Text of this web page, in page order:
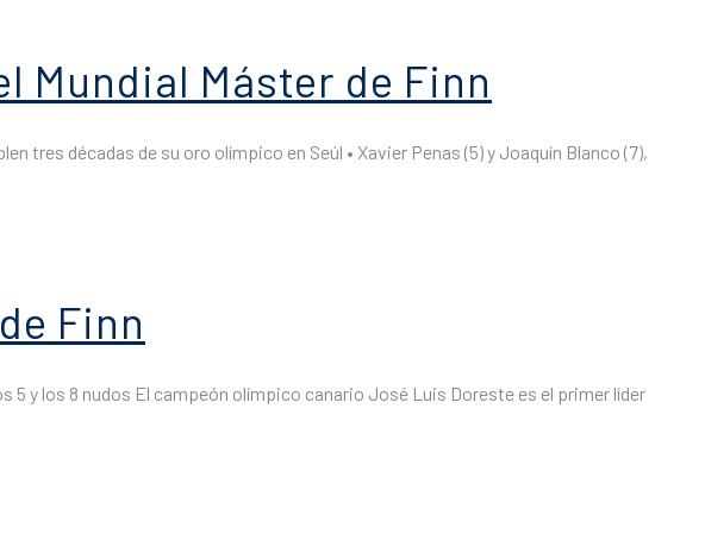
Mundial Máster de Finn
tres décadas de su oro olímpico en Seúl • Xavier Penas (5) y Joaquín Blanco (7),
Finn
5 y los 8 nudos El campeón olímpico canario José Luis Doreste es el primer líder